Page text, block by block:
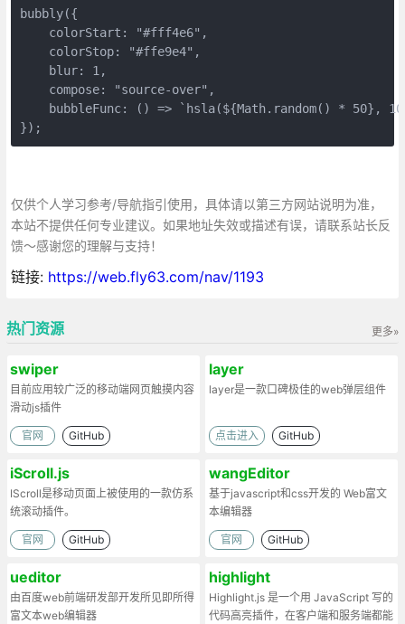
bubbly({
    colorStart: "#fff4e6",
    colorStop: "#ffe9e4",
    blur: 1,
    compose: "source-over",
bubbleFunc: () => `hsla(${Math.random() * 50},
});
仅供个人学习参考/导航指引使用，具体请以第三方网站说明为准，
本站不提供任何专业建议。如果地址失效或描述有误，请联系站长反
馈～感谢您的理解与支持！
链接: https://web.fly63.com/nav/1193
更多»
热门资源
swiper
目前应用较广泛的移动端网页触摸内容
滑动js插件
官网 GitHub
layer
layer是一款口碑极佳的web弹层组件
点击进入 GitHub
iScroll.js
IScroll是移动页面上被使用的一款仿系
统滚动插件。
官网 GitHub
wangEditor
基于javascript和css开发的 Web富文
本编辑器
官网 GitHub
ueditor
由百度web前端研发部开发所见即所得
富文本web编辑器
highlight
Highlight.js 是一个用 JavaScript 写的
代码高亮插件，在客户端和服务端都能